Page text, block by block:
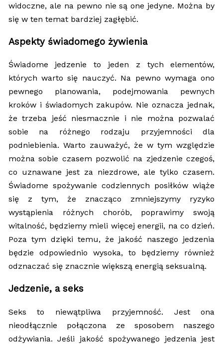
widoczne, ale na pewno nie są one jedyne. Można by
się w ten temat bardziej zagłębić.
Aspekty świadomego żywienia
Świadome jedzenie to jeden z tych elementów,
których warto się nauczyć. Na pewno wymaga ono
pewnego planowania, podejmowania pewnych
kroków i świadomych zakupów. Nie oznacza jednak,
że trzeba jeść niesmacznie i nie można pozwalać
sobie na różnego rodzaju przyjemności dla
podniebienia. Warto zauważyć, że w tym względzie
można sobie czasem pozwolić na zjedzenie czegoś,
co uznawane jest za niezdrowe, ale tylko czasem.
Świadome spożywanie codziennych posiłków wiąże
się z tym, że znacząco zmniejszymy ryzyko
wystąpienia różnych chorób, poprawimy swoją
witalność, będziemy mieli więcej energii, na co dzień.
Poza tym dzięki temu, że jakość naszego jedzenia
będzie odpowiednio wysoka, to będziemy również
odznaczać się znacznie większą energią seksualną.
Jedzenie, a seks
Seks to niewątpliwa przyjemność. Jest ona
nieodłącznie połączona ze sposobem naszego
odżywiania. Jeśli jakość spożywanego jedzenia jest